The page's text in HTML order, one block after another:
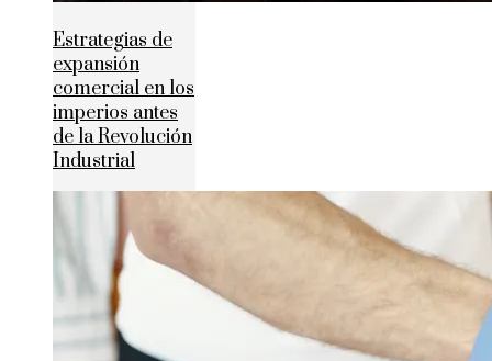
Estrategias de
expansión
comercial en los
imperios antes
de la Revolución
Industrial